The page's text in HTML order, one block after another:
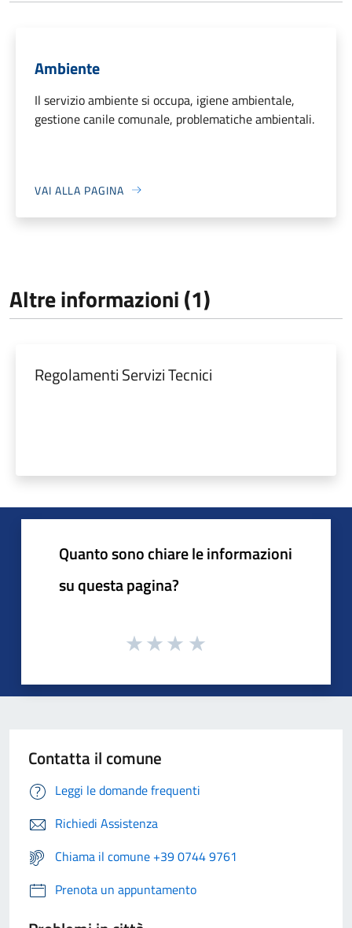
Ambiente
Il servizio ambiente si occupa, igiene ambientale,
gestione canile comunale, problematiche ambientali.
VAI ALLA PAGINA
Altre informazioni (1)
Regolamenti Servizi Tecnici
Quanto sono chiare le informazioni
su questa pagina?
Contatta il comune
Leggi le domande frequenti
Richiedi Assistenza
Chiama il comune +39 0744 9761
Prenota un appuntamento